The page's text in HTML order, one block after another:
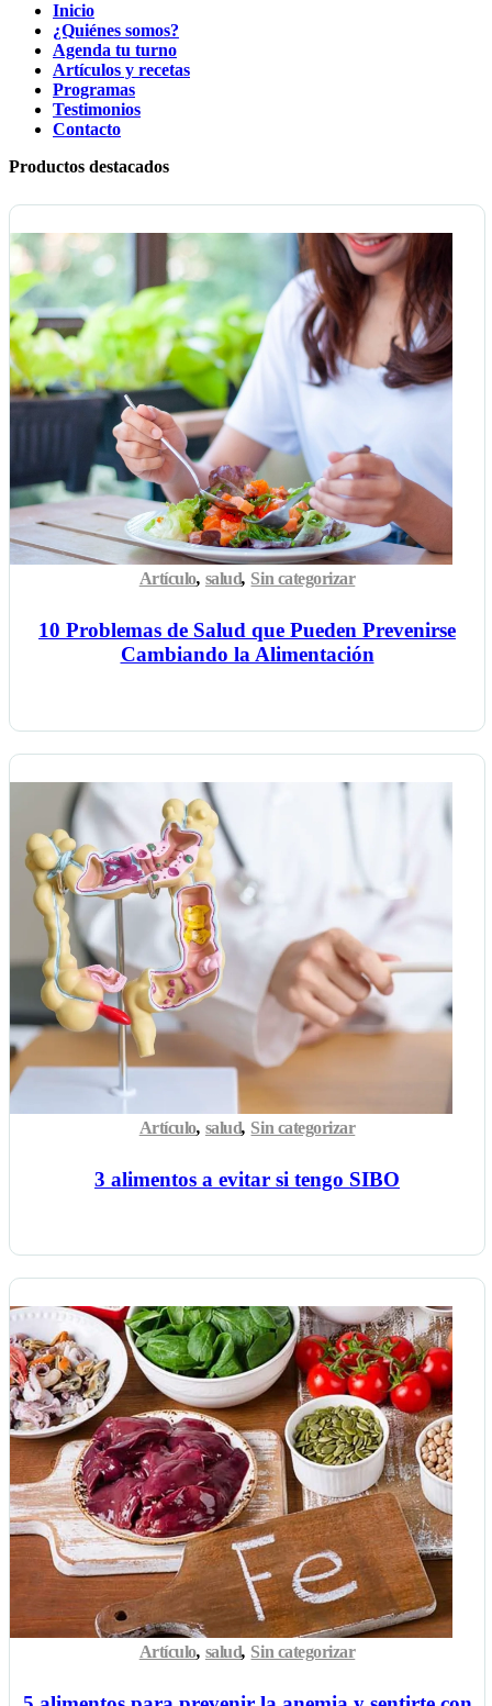
Inicio
¿Quiénes somos?
Agenda tu turno
Artículos y recetas
Programas
Testimonios
Contacto
Productos destacados
10 Problemas de Salud que Pueden Prevenirse
Cambiando la Alimentación
Artículo, salud, Sin categorizar
3 alimentos a evitar si tengo SIBO
Artículo, salud, Sin categorizar
Artículo, salud, Sin categorizar